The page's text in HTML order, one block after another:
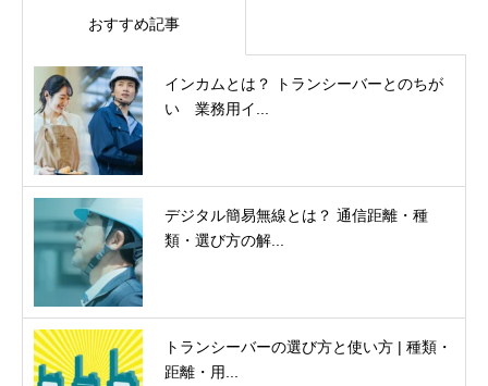
おすすめ記事
インカムとは？ トランシーバーとのちが
い 業務用イ...
デジタル簡易無線とは？ 通信距離・種
類・選び方の解...
トランシーバーの選び方と使い方 | 種類・
距離・用...